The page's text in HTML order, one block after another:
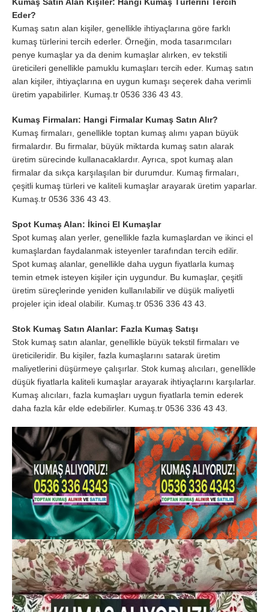
Kumaş Satın Alan Kişiler: Hangi Kumaş Türlerini Tercih
Eder?
Kumaş satın alan kişiler, genellikle ihtiyaçlarına göre farklı
kumaş türlerini tercih ederler. Örneğin, moda tasarımcıları
penye kumaşlar ya da denim kumaşlar alırken, ev tekstili
üreticileri genellikle pamuklu kumaşları tercih eder. Kumaş satın
alan kişiler, ihtiyaçlarına en uygun kumaşı seçerek daha verimli
üretim yapabilirler. Kumaş.tr 0536 336 43 43.
Kumaş Firmaları: Hangi Firmalar Kumaş Satın Alır?
Kumaş firmaları, genellikle toptan kumaş alımı yapan büyük
firmalardır. Bu firmalar, büyük miktarda kumaş satın alarak
üretim sürecinde kullanacaklardır. Ayrıca, spot kumaş alan
firmalar da sıkça karşılaşılan bir durumdur. Kumaş firmaları,
çeşitli kumaş türleri ve kaliteli kumaşlar arayarak üretim yaparlar.
Kumaş.tr 0536 336 43 43.
Spot Kumaş Alan: İkinci El Kumaşlar
Spot kumaş alan yerler, genellikle fazla kumaşlardan ve ikinci el
kumaşlardan faydalanmak isteyenler tarafından tercih edilir.
Spot kumaş alanlar, genellikle daha uygun fiyatlarla kumaş
temin etmek isteyen kişiler için uygundur. Bu kumaşlar, çeşitli
üretim süreçlerinde yeniden kullanılabilir ve düşük maliyetli
projeler için ideal olabilir. Kumaş.tr 0536 336 43 43.
Stok Kumaş Satın Alanlar: Fazla Kumaş Satışı
Stok kumaş satın alanlar, genellikle büyük tekstil firmaları ve
üreticileridir. Bu kişiler, fazla kumaşlarını satarak üretim
maliyetlerini düşürmeye çalışırlar. Stok kumaş alıcıları, genellikle
düşük fiyatlarla kaliteli kumaşlar arayarak ihtiyaçlarını karşılarlar.
Kumaş alıcıları, fazla kumaşları uygun fiyatlarla temin ederek
daha fazla kâr elde edebilirler. Kumaş.tr 0536 336 43 43.